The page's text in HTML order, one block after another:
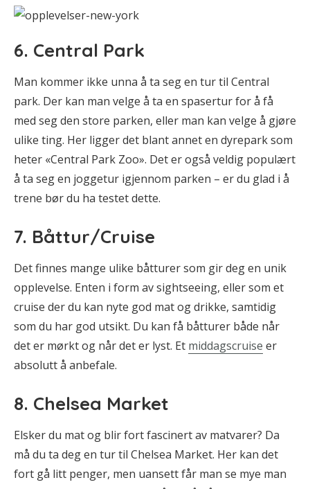
6. Central Park
Man kommer ikke unna å ta seg en tur til Central
park. Der kan man velge å ta en spasertur for å få
med seg den store parken, eller man kan velge å gjøre
ulike ting. Her ligger det blant annet en dyrepark som
heter «Central Park Zoo». Det er også veldig populært
å ta seg en joggetur igjennom parken – er du glad i å
trene bør du ha testet dette.
7. Båttur/Cruise
Det finnes mange ulike båtturer som gir deg en unik
opplevelse. Enten i form av sightseeing, eller som et
cruise der du kan nyte god mat og drikke, samtidig
som du har god utsikt. Du kan få båtturer både når
det er mørkt og når det er lyst. Et middagscruise er
absolutt å anbefale.
8. Chelsea Market
Elsker du mat og blir fort fascinert av matvarer? Da
må du ta deg en tur til Chelsea Market. Her kan det
fort gå litt penger, men uansett får man se mye man